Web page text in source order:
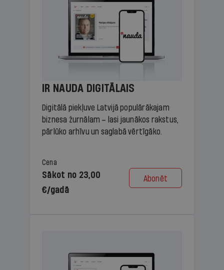
IR NAUDA DIGITĀLAIS
Digitālā piekļuve Latvijā populārākajam
biznesa žurnālam – lasi jaunākos rakstus,
pārlūko arhīvu un saglabā vērtīgāko.
Cena
Sākot no 23,00
€/gadā
Abonēt